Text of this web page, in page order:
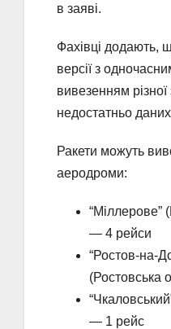
в заяві.
Фахівці додають,
версії з
вивезенням різної
недостатньо
Ракети можуть
аеродроми:
“Міллерове”
— 4 рейси
“Ростов-на-
(Ростовська
— 1 рейс